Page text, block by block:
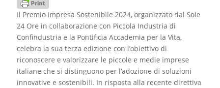
Il Premio Impresa Sostenibile 2024, organizzato dal Sole
24 Ore in collaborazione con Piccola Industria di
Confindustria e la Pontificia Accademia per la Vita,
celebra la sua terza edizione con l’obiettivo di
riconoscere e valorizzare le piccole e medie imprese
italiane che si distinguono per l’adozione di soluzioni
innovative e sostenibili. In risposta alla recente direttiva